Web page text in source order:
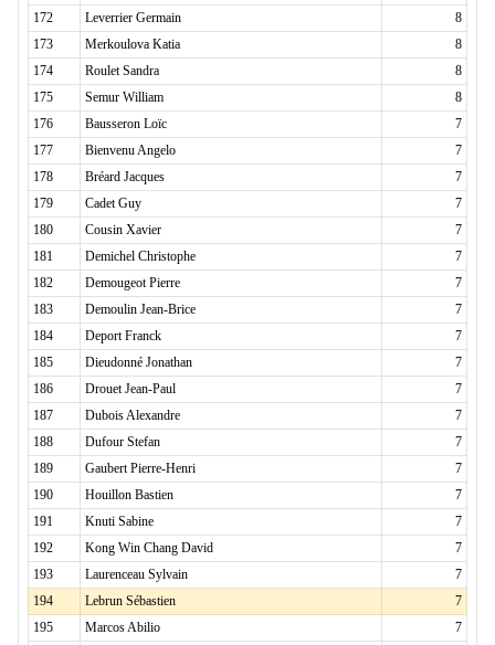
172
Leverrier Germain
8
173
Merkoulova Katia
8
174
Roulet Sandra
8
175
Semur William
8
176
Bausseron Loïc
7
177
Bienvenu Angelo
7
178
Bréard Jacques
7
179
Cadet Guy
7
180
Cousin Xavier
7
181
Demichel Christophe
7
182
Demougeot Pierre
7
183
Demoulin Jean-Brice
7
184
Deport Franck
7
185
Dieudonné Jonathan
7
186
Drouet Jean-Paul
7
187
Dubois Alexandre
7
188
Dufour Stefan
7
189
Gaubert Pierre-Henri
7
190
Houillon Bastien
7
191
Knuti Sabine
7
192
Kong Win Chang David
7
193
Laurenceau Sylvain
7
194
Lebrun Sébastien
7
195
Marcos Abilio
7